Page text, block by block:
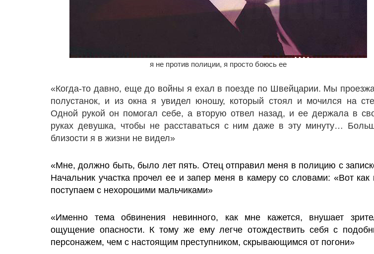
я не против полиции, я просто боюсь ее
«Когда-то давно, еще до войны я ехал в поезде по Швейцарии. Мы
полустанок, и из окна я увидел юношу, который стоял и мочился на
Одной рукой он помогал себе, а вторую отвел назад, и ее держала в
руках девушка, чтобы не расставаться с ним даже в эту минуту…
близости я в жизни не видел»
«Мне, должно быть, было лет пять. Отец отправил меня в полицию с
Начальник участка прочел ее и запер меня в камеру со словами: «Вот
поступаем с нехорошими мальчиками»
«Именно тема обвинения невинного, как мне кажется, внушает
ощущение опасности. К тому же ему легче отождествить себя с
персонажем, чем с настоящим преступником, скрывающимся от погони»